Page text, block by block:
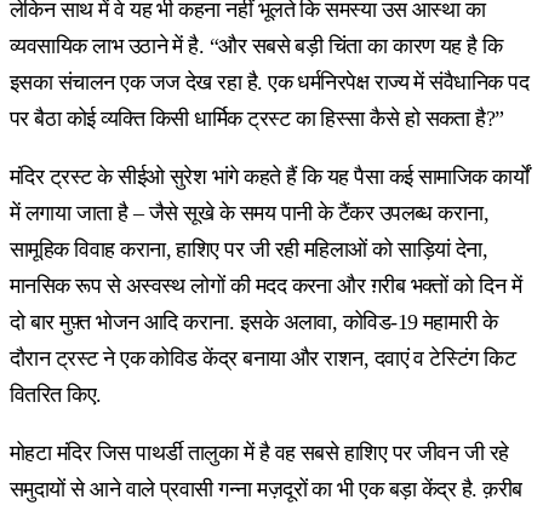
लेकिन साथ में वे यह भी कहना नहीं भूलते कि समस्या उस आस्था का
व्यवसायिक लाभ उठाने में है. “और सबसे बड़ी चिंता का कारण यह है कि
इसका संचालन एक जज देख रहा है. एक धर्मनिरपेक्ष राज्य में संवैधानिक पद
पर बैठा कोई व्यक्ति किसी धार्मिक ट्रस्ट का हिस्सा कैसे हो सकता है?”
मंदिर ट्रस्ट के सीईओ सुरेश भांगे कहते हैं कि यह पैसा कई सामाजिक कार्यों
में लगाया जाता है – जैसे सूखे के समय पानी के टैंकर उपलब्ध कराना,
सामूहिक विवाह कराना, हाशिए पर जी रही महिलाओं को साड़ियां देना,
मानसिक रूप से अस्वस्थ लोगों की मदद करना और ग़रीब भक्तों को दिन में
दो बार मुफ़्त भोजन आदि कराना. इसके अलावा, कोविड-19 महामारी के
दौरान ट्रस्ट ने एक कोविड केंद्र बनाया और राशन, दवाएं व टेस्टिंग किट
वितरित किए.
मोहटा मंदिर जिस पाथर्डी तालुका में है वह सबसे हाशिए पर जीवन जी रहे
समुदायों से आने वाले प्रवासी गन्ना मज़दूरों का भी एक बड़ा केंद्र है. क़रीब